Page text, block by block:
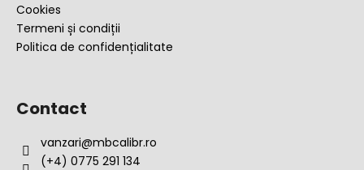
Cookies
Termeni și condiții
Politica de confidențialitate
Contact
vanzari@mbcalibr.ro
(+4) 0775 291 134